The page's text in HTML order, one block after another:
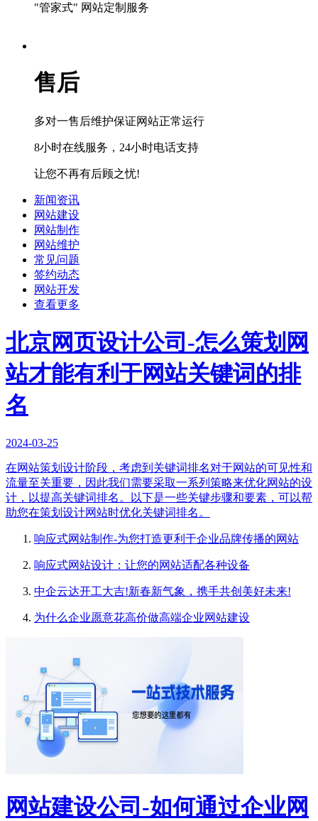
"管家式" 网站定制服务
售后
多对一售后维护保证网站正常运行
8小时在线服务，24小时电话支持
让您不再有后顾之忧!
新闻资讯
网站建设
网站制作
网站维护
常见问题
签约动态
网站开发
查看更多
北京网页设计公司-怎么策划网
站才能有利于网站关键词的排
名
2024-03-25
在网站策划设计阶段，考虑到关键词排名对于网站的可见性和
流量至关重要，因此我们需要采取一系列策略来优化网站的设
计，以提高关键词排名。以下是一些关键步骤和要素，可以帮
助您在策划设计网站时优化关键词排名。
响应式网站制作-为您打造更利于企业品牌传播的网站
响应式网站设计：让您的网站适配各种设备
中企云达开工大吉!新春新气象，携手共创美好未来!
为什么企业愿意花高价做高端企业网站建设
网站建设公司-如何通过企业网